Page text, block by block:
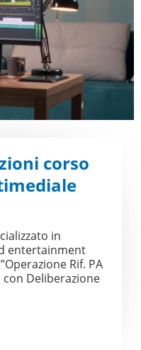
corso
in
entertainment
Rif. PA
con Deliberazione